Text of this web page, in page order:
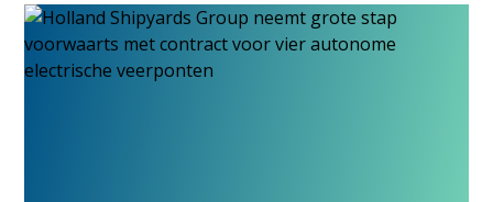
intenties
trackpiloten
de